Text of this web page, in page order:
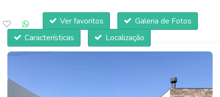
Ver favoritos
Galeria de Fotos
Características
Localização